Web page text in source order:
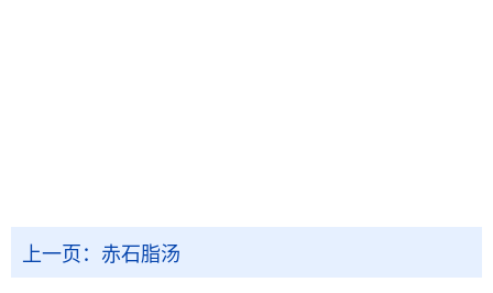
上一页： 赤石脂汤